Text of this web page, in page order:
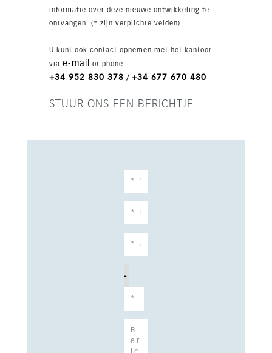
toplocatie aan zee, het moderne ontwerp en de
comfort, stijl en gemak op een van de meest
gewilde plekken van Marbella.
informatie over deze nieuwe ontwikkeling te
ontvangen. (* zijn verplichte velden)
U kunt ook contact opnemen met het kantoor
via e-mail or phone:
+34 952 830 378 / +34 677 670 480
STUUR ONS EEN BERICHTJE